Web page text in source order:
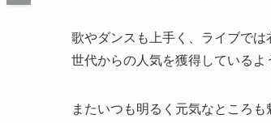
歌やダンスも上手く、ライブで
世代からの人気を獲得しているよ
またいつも明るく元気なところ